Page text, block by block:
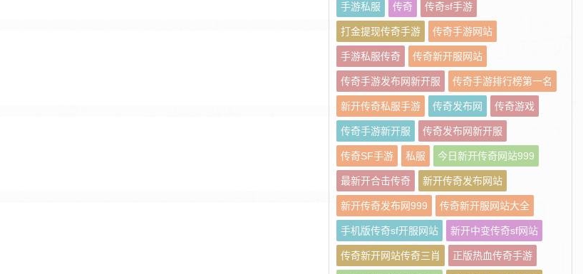
手游私服 传奇 传奇sf手游
打金提现传奇手游 传奇手游网站
手游私服传奇 传奇新开服网站
传奇手游发布网新开服 传奇手游排行榜第一名
新开传奇私服手游 传奇发布网 传奇游戏
传奇手游新开服 传奇发布网新开服
传奇SF手游 私服 今日新开传奇网站999
最新开合击传奇 新开传奇发布网站
新开传奇发布网999 传奇新开服网站大全
手机版传奇sf开服网站 新开中变传奇sf网站
传奇新开网站传奇三肖 正版热血传奇手游